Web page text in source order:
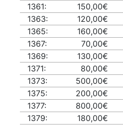
1361:
150,00€
1363:
120,00€
1365:
160,00€
1367:
70,00€
1369:
130,00€
1371:
80,00€
1373:
500,00€
1375:
200,00€
1377:
800,00€
1379:
180,00€